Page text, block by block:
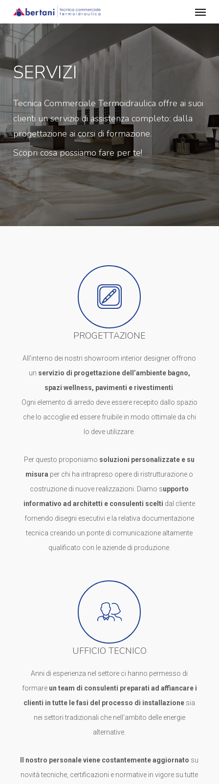
main
content
SERVIZI
Tecnica Commerciale Termoidraulica offre ai suoi
clienti un servizio di assistenza completo: dalla
progettazione ai corsi di formazione.
Scopri cosa possiamo fare per te!
PROGETTAZIONE
All’interno dei nostri showroom interior designer offrono
un servizio di progettazione dell’ambiente bagno,
spazi wellness, pavimenti e rivestimenti
Ogni elemento di arredo deve essere recepito dallo spazio
che lo accoglie ed essere fruibile in modo ottimale da chi
lo deve utilizzare.
Per questo proponiamo soluzioni personalizzate e su
misura per chi ha intrapreso opere di ristrutturazione o
costruzione di nuove realizzazioni. Diamo supporto
informativo ad architetti e consulenti scelti dal cliente
fornendo disegni esecutivi e la relativa documentazione
tecnica creando un ponte di comunicazione altamente
qualificato con le aziende di produzione.
UFFICIO TECNICO
Anni di esperienza nel settore ci hanno permesso di
formare un team di consulenti preparati ad affiancare i
clienti in tutte le fasi del processo di installazione sia
nei settori tradizionali che nell’ambito delle energie
alternative.
Il nostro personale viene costantemente aggiornato su
novità tecniche, certificazioni e normative in vigore su tutte